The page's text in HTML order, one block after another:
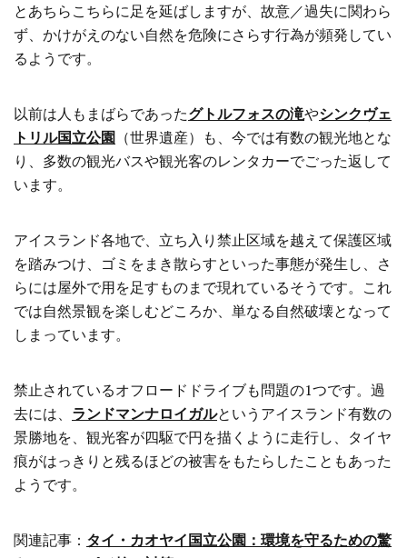
とあちらこちらに足を延ばしますが、故意／過失に関わら
ず、かけがえのない自然を危険にさらす行為が頻発してい
るようです。
以前は人もまばらであったグトルフォスの滝やシンクヴェ
トリル国立公園 （世界遺産）も、今では有数の観光地とな
り、多数の観光バスや観光客のレンタカーでごった返して
います。
アイスランド各地で、立ち入り禁止区域を越えて保護区域
を踏みつけ、ゴミをまき散らすといった事態が発生し、さ
らには屋外で用を足すものまで現れているそうです。これ
では自然景観を楽しむどころか、単なる自然破壊となって
しまっています。
禁止されているオフロードドライブも問題の1つです。過
去には、 ランドマンナロイガルというアイスランド有数の
景勝地を、観光客が四駆で円を描くように走行し、タイヤ
痕がはっきりと残るほどの被害をもたらしたこともあった
ようです。
関連記事： タイ・カオヤイ国立公園：環境を守るための驚